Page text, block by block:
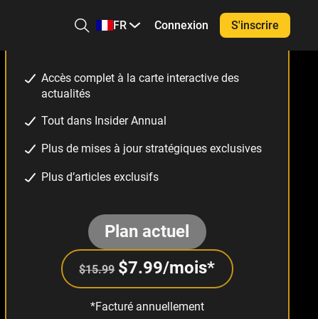
FR Connexion S'inscrire
Accès complet à la carte interactive des
actualités
Tout dans Insider Annual
Plus de mises à jour stratégiques exclusives
Plus d’articles exclusifs
Plan actuel
$15.99 $7.99/mois*
*Facturé annuellement